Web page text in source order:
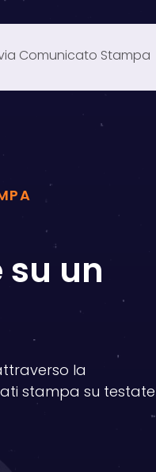
Comunicato Stampa
un
la
stampa su testate